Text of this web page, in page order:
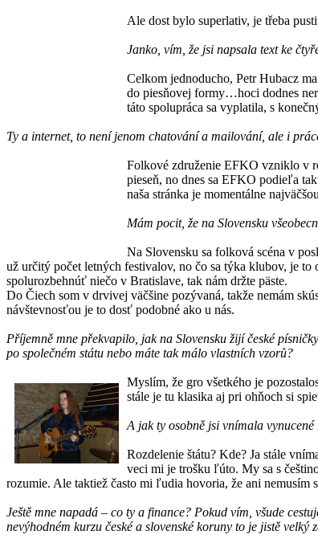
Ale dost bylo superlativ, je třeba
Janko, vím, že jsi napsala text ke
Celkom jednoducho, Petr Hubacz
do piesňovej formy…hoci dodnes
táto spolupráca sa vyplatila, s
Ty a internet, to není jenom chatování a mailování, ale i
Folkové združenie EFKO vzniklo v
pieseň, no dnes sa EFKO podieľa
naša stránka je momentálne
Mám pocit, že na Slovensku
Na Slovensku sa folková scéna v
už určitý počet letných festivalov, no čo sa týka klubov, je
spolurozbehnúť niečo v Bratislave, tak nám držte päste.
Do Čiech som v drvivej väčšine pozývaná, takže nemám
návštevnosťou je to dosť podobné ako u nás.
Příjemně mne překvapilo, jak na Slovensku žijí české
po společném státu nebo máte tak málo vlastních vzorů?
Myslím, že gro všetkého je
stále je tu klasika aj pri ohňoch si
A jak ty osobně jsi vnímala
Rozdelenie štátu? Kde? Ja stále
veci mi je trošku ľúto. My sa s
rozumie. Ale taktiež často mi ľudia hovoria, že ani
Ještě mne napadá – co ty a finance? Pokud vím, všude
nevýhodném kurzu české a slovenské koruny to je jistě